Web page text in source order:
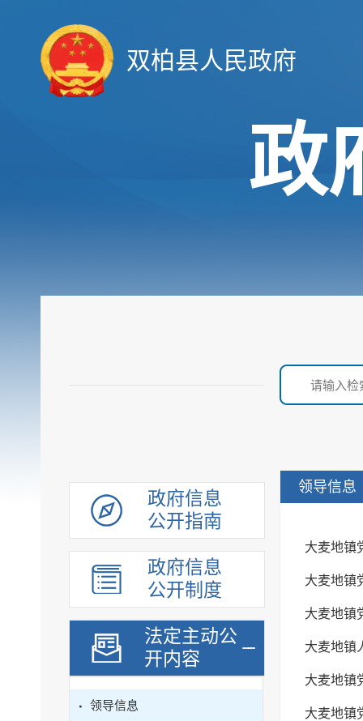
双柏县人民政府
政
政府信息
公开指南
政府信息
公开制度
法定主动公
开内容
领导信息
领导信息
大麦地镇
大麦地镇
大麦地镇
大麦地镇
大麦地镇
大麦地镇